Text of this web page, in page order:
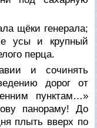
щёки генерала;
усы и крупный
перца.
и сочинять
дорог от
пунктам…»
панораму! До
плыть вверх по